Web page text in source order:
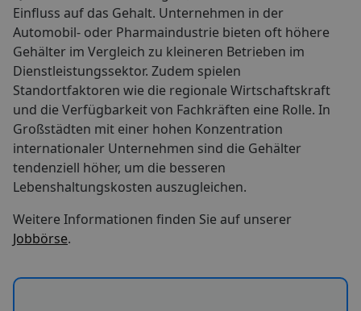
Einfluss auf das Gehalt. Unternehmen in der
Automobil- oder Pharmaindustrie bieten oft höhere
Gehälter im Vergleich zu kleineren Betrieben im
Dienstleistungssektor. Zudem spielen
Standortfaktoren wie die regionale Wirtschaftskraft
und die Verfügbarkeit von Fachkräften eine Rolle. In
Großstädten mit einer hohen Konzentration
internationaler Unternehmen sind die Gehälter
tendenziell höher, um die besseren
Lebenshaltungskosten auszugleichen.
Weitere Informationen finden Sie auf unserer
Jobbörse.